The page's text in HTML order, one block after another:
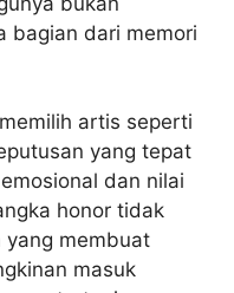
bagian dari memori
artis seperti
yang tepat
dan nilai
honor tidak
yang membuat
masuk